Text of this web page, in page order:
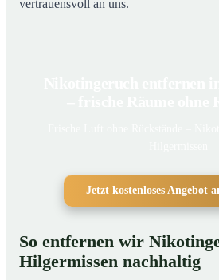
vertrauensvoll an uns.
Jetzt kostenloses Angebot
So entfernen wir
Hilgermissen nachhaltig